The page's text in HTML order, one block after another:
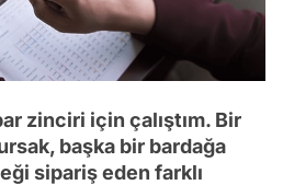
zinciri için çalıştım. Bir
başka bir bardağa
sipariş eden farklı